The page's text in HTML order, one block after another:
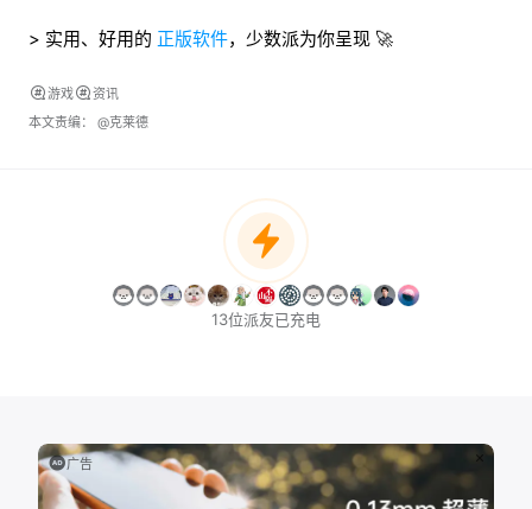
> 实用、好用的 正版软件，少数派为你呈现 🚀
游戏
资讯
本文责编： @克莱德
13位派友已充电
广告